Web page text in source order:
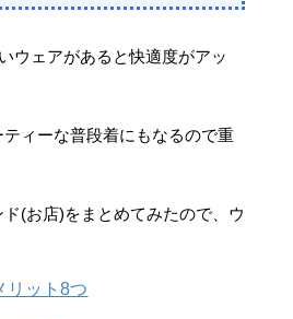
ウェアがあると快適度がアッ
ィーな普段着にもなるので重
(お店)をまとめてみたので、ウ
リット8つ